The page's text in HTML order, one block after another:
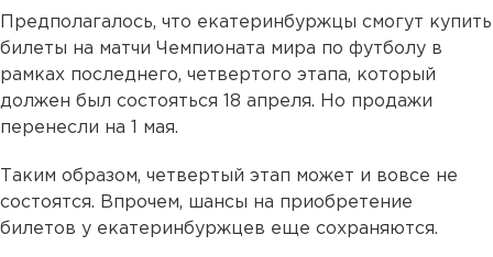
Предполагалось, что екатеринбуржцы смогут купить
билеты на матчи Чемпионата мира по футболу в
рамках последнего, четвертого этапа, который
должен был состояться 18 апреля. Но продажи
перенесли на 1 мая.
Таким образом, четвертый этап может и вовсе не
состоятся. Впрочем, шансы на приобретение
билетов у екатеринбуржцев еще сохраняются.